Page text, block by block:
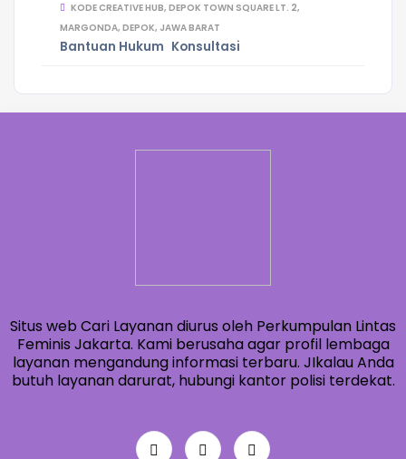
KODE CREATIVE HUB, DEPOK TOWN SQUARE LT. 2,
MARGONDA, DEPOK, JAWA BARAT
Bantuan Hukum Konsultasi
Situs web Cari Layanan diurus oleh Perkumpulan Lintas
Feminis Jakarta. Kami berusaha agar profil lembaga
layanan mengandung informasi terbaru. JIkalau Anda
butuh layanan darurat, hubungi kantor polisi terdekat.